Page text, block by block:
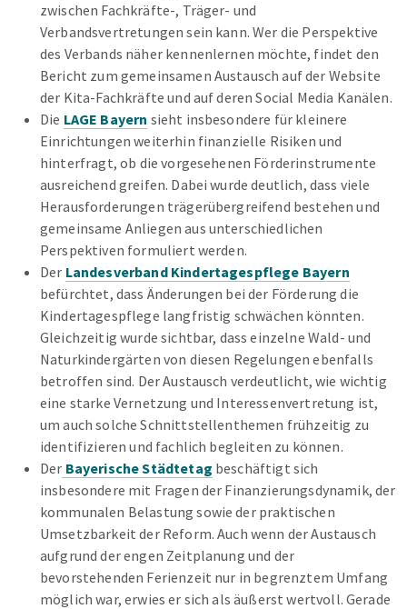
zwischen Fachkräfte-, Träger- und
Verbandsvertretungen sein kann. Wer die Perspektive
des Verbands näher kennenlernen möchte, findet den
Bericht zum gemeinsamen Austausch auf der Website
der Kita-Fachkräfte und auf deren Social Media Kanälen.
Die LAGE Bayern sieht insbesondere für kleinere
Einrichtungen weiterhin finanzielle Risiken und
hinterfragt, ob die vorgesehenen Förderinstrumente
ausreichend greifen. Dabei wurde deutlich, dass viele
Herausforderungen trägerübergreifend bestehen und
gemeinsame Anliegen aus unterschiedlichen
Perspektiven formuliert werden.
Der Landesverband Kindertagespflege Bayern
befürchtet, dass Änderungen bei der Förderung die
Kindertagespflege langfristig schwächen könnten.
Gleichzeitig wurde sichtbar, dass einzelne Wald- und
Naturkindergärten von diesen Regelungen ebenfalls
betroffen sind. Der Austausch verdeutlicht, wie wichtig
eine starke Vernetzung und Interessenvertretung ist,
um auch solche Schnittstellenthemen frühzeitig zu
identifizieren und fachlich begleiten zu können.
Der Bayerische Städtetag beschäftigt sich
insbesondere mit Fragen der Finanzierungsdynamik, der
kommunalen Belastung sowie der praktischen
Umsetzbarkeit der Reform. Auch wenn der Austausch
aufgrund der engen Zeitplanung und der
bevorstehenden Ferienzeit nur in begrenztem Umfang
möglich war, erwies er sich als äußerst wertvoll. Gerade